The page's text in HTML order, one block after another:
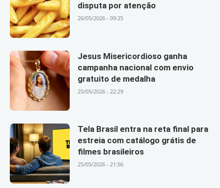
disputa por atenção
26/05/2026 - 09:25
Jesus Misericordioso ganha
campanha nacional com envio
gratuito de medalha
25/05/2026 - 22:29
Tela Brasil entra na reta final para
estreia com catálogo grátis de
filmes brasileiros
25/05/2026 - 21:56